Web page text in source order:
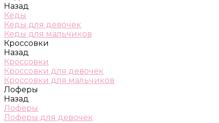
Назад
Кеды
Кеды для девочек
Кеды для мальчиков
Кроссовки
Назад
Кроссовки
Кроссовки для девочек
Кроссовки для мальчиков
Лоферы
Назад
Лоферы
Лоферы для девочек